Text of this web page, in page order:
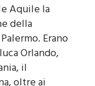
Aquile la
della
Erano
Orlando,
il